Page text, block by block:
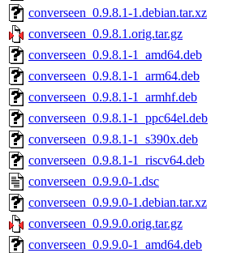
converseen_0.9.8.1-1.debian.tar.xz
converseen_0.9.8.1.orig.tar.gz
converseen_0.9.8.1-1_amd64.deb
converseen_0.9.8.1-1_arm64.deb
converseen_0.9.8.1-1_armhf.deb
converseen_0.9.8.1-1_ppc64el.deb
converseen_0.9.8.1-1_s390x.deb
converseen_0.9.8.1-1_riscv64.deb
converseen_0.9.9.0-1.dsc
converseen_0.9.9.0-1.debian.tar.xz
converseen_0.9.9.0.orig.tar.gz
converseen_0.9.9.0-1_amd64.deb